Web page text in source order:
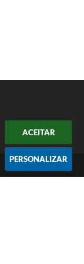
ACEITAR
PERSONALIZAR